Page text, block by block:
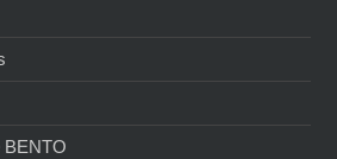
BENTO